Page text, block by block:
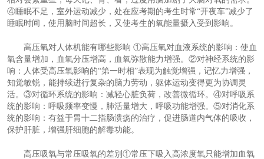
④睡眠不足，室外运动减少，处在应考期的考生时常“开夜车”减少了
睡眠时间，使用脑时间超长，又使考生的氧能量摄入受到影响。
高压氧对人体机能有哪些影响 ①高压氧对血液系统的影响：使血
氧含量增加，血氧分压增高，血氧弥散能力增强。②对神经系统的影
响：人体受高压氧影响的“第一时相”表现为触觉增强，记忆力增强，
知觉敏锐，能持续进行复杂的脑力劳动，躯体运动变得更为协调灵
活。③对循环系统的影响：减轻心脏负荷，改善微循环。④对呼吸系
统的影响：呼吸频率变慢，肺活量增大，呼吸功能增强。⑤对消化系
统的影响：有益于胃十二指肠溃疡的治疗，促进肠道内气体的吸收，
保护肝脏，增强肝细胞的解毒功能。
高压吸氧与常压吸氧的差别①常压下吸入高浓度氧只能增加血氧